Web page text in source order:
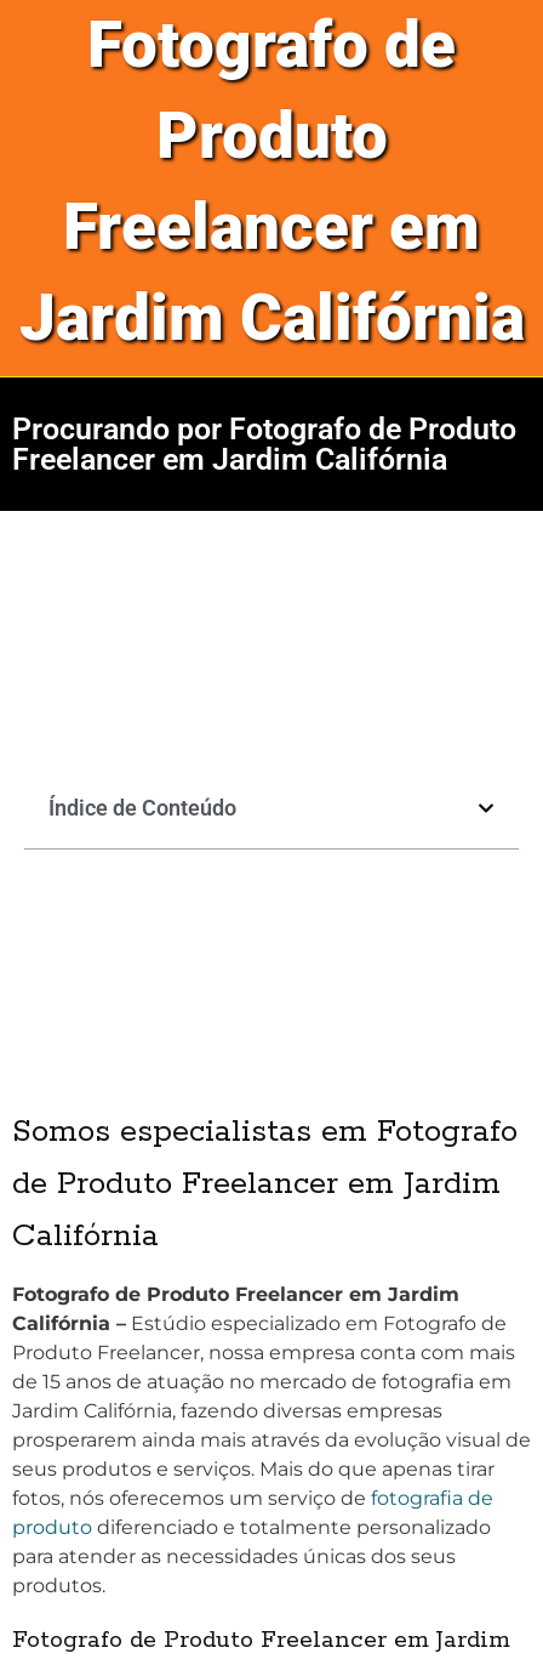
Fotografo de
Produto
Freelancer em
Jardim Califórnia
Procurando por Fotografo de Produto
Freelancer em Jardim Califórnia
Índice de Conteúdo
Somos especialistas em Fotografo
de Produto Freelancer em Jardim
Califórnia
Fotografo de Produto Freelancer em Jardim
Califórnia – Estúdio especializado em Fotografo de
Produto Freelancer, nossa empresa conta com mais
de 15 anos de atuação no mercado de fotografia em
Jardim Califórnia, fazendo diversas empresas
prosperarem ainda mais através da evolução visual de
seus produtos e serviços. Mais do que apenas tirar
fotos, nós oferecemos um serviço de fotografia de
produto diferenciado e totalmente personalizado
para atender as necessidades únicas dos seus
produtos.
Fotografo de Produto Freelancer em Jardim